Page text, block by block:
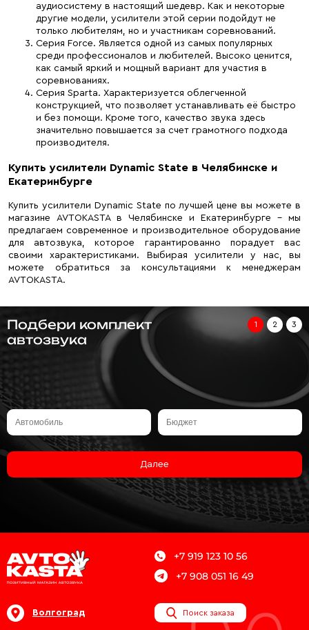
аудиосистему в настоящий шедевр. Как и некоторые
другие модели, усилители этой серии подойдут не
только любителям, но и участникам соревнований.
Серия Force. Является одной из самых популярных
среди профессионалов и любителей. Высоко ценится,
как самый яркий и мощный вариант для участия в
соревнованиях.
Серия Sparta. Характеризуется облегченной
конструкцией, что позволяет устанавливать её быстро
и без помощи. Кроме того, качество звука здесь
значительно повышается за счет грамотного подхода
производителя.
Купить усилители Dynamic State в Челябинске и
Екатеринбурге
Купить усилители Dynamic State по лучшей цене вы можете в
магазине AVTOKASTA в Челябинске и Екатеринбурге – мы
предлагаем современное и производительное оборудование
для автозвука, которое гарантированно порадует вас
своими характеристиками. Выбирая усилители у нас, вы
можете обратиться за консультациями к менеджерам
AVTOKASTA.
Подбери комплект
автозвука
1 2 3
Далее
+7 919 123 10 56
+7 908 051 16 49
Волгоград Поиск заказа